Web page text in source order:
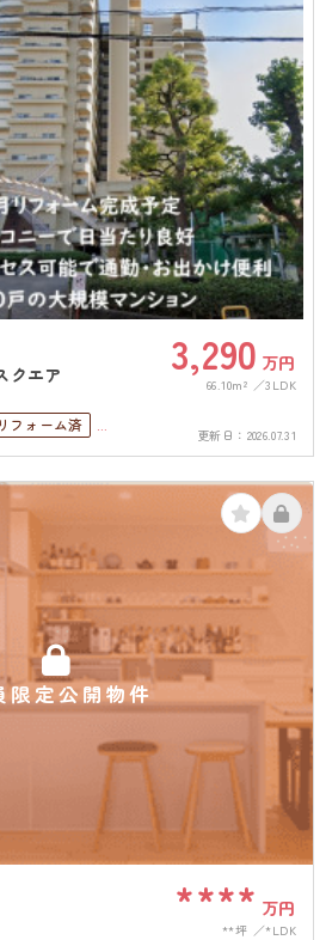
クエア 3,290 万円
66.10m² 3LDK
リフォーム済
更新日： 2026.07.31
限定公開物件
**** 万円
**坪 *LDK